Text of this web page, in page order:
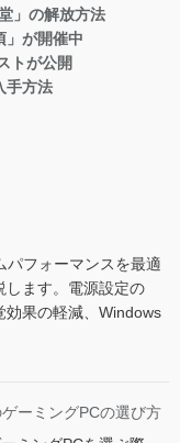
」の解放方法
」が開催中
トが公開
手方法
パフォーマンスを最適
します。電源設定の
効果の軽減、Windows
ーミングPCの選び方